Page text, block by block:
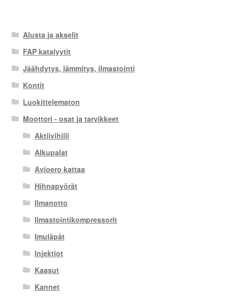
Alusta ja akselit
FAP katalyytit
Jäähdytys, lämmitys, ilmastointi
Kontit
Luokittelematon
Moottori - osat ja tarvikkeet
Aktiivihiili
Alkupalat
Avioero kattaa
Hihnapyörät
Ilmanotto
Ilmastointikompressorit
Imuläpät
Injektiot
Kaasut
Kannet